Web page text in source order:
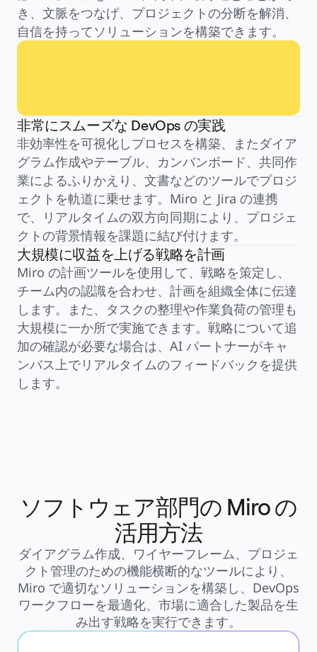
AI トランスフォーメーション
働き方変革
社内デジタル環境
ウェビナー
Reforge Learning
コミュニティーとサポート
ヘルプセンター
イベント
コミュニティー
ブログ
パートナーとサービス
Miro プロフェッショナル サービス
ソリューション パートナー
料金プラン
き、文脈をつなげ、プロジェクトの分断を解消、
自信を持ってソリューションを構築できます。
非常にスムーズな DevOps の実践
非効率性を可視化しプロセスを構築、またダイア
グラム作成やテーブル、カンバンボード、共同作
業によるふりかえり、文書などのツールでプロジ
ェクトを軌道に乗せます。Miro と Jira の連携
で、リアルタイムの双方向同期により、プロジェ
クトの背景情報を課題に結び付けます。
大規模に収益を上げる戦略を計画
Miro の計画ツールを使用して、戦略を策定し、
チーム内の認識を合わせ、計画を組織全体に伝達
します。また、タスクの整理や作業負荷の管理も
大規模に一か所で実施できます。戦略について追
加の確認が必要な場合は、AI パートナーがキャ
ンバス上でリアルタイムのフィードバックを提供
します。
ソフトウェア部門の Miro の
活用方法
ダイアグラム作成、ワイヤーフレーム、プロジェ
クト管理のための機能横断的なツールにより、
Miro で適切なソリューションを構築し、DevOps
ワークフローを最適化、市場に適合した製品を生
み出す戦略を実行できます。